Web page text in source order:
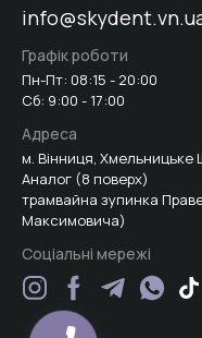
Графік роботи
Пн-Пт: 08:15 - 20:00
Сб: 9:00 - 17:00
Адреса
м. Вінниця, Хмельницьке
Аналог (8 поверх)
трамвайна зупинка
Максимовича)
Соціальні мережі